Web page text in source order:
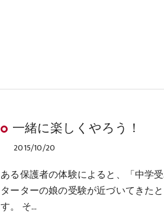
一緒に楽しくやろう！
2015/10/20
ある保護者の体験によると、「中学
ターターの娘の受験が近づいてきた
す。 そ…